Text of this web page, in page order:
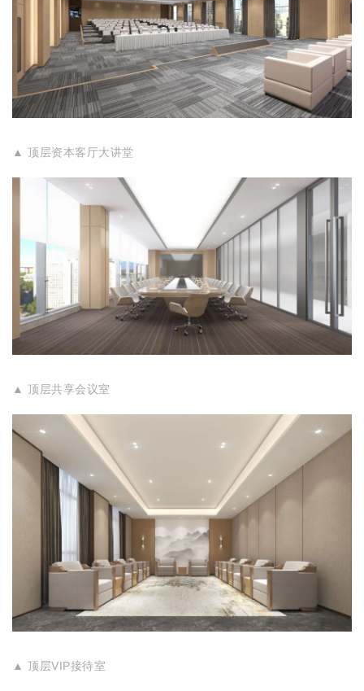
▲ 顶层资本客厅大讲堂
▲ 顶层共享会议室
▲ 顶层VIP接待室